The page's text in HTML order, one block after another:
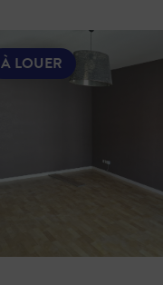
À LOUER